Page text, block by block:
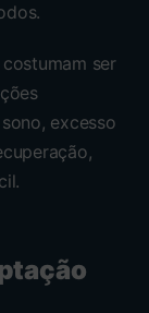
ser
excesso